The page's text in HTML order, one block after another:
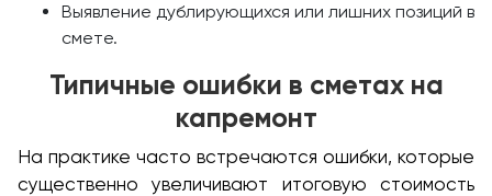
Выявление дублирующихся или лишних позиций в
смете.
Типичные ошибки в сметах на
капремонт
На практике часто встречаются ошибки, которые
существенно увеличивают итоговую стоимость